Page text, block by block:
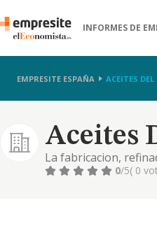
INFORMES DE
EMPRESITE ESPAÑA ACEITES
Aceites
La fabricacion,
produccion y 0/5( 0